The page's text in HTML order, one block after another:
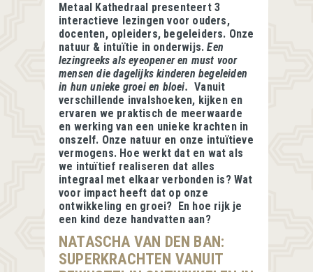
Metaal Kathedraal presenteert 3
interactieve lezingen voor ouders,
docenten, opleiders, begeleiders. Onze
natuur & intuïtie in onderwijs. Een
lezingreeks als eyeopener en must voor
mensen die dagelijks kinderen begeleiden
in hun unieke groei en bloei.Vanuit
verschillende invalshoeken, kijken en
ervaren we praktisch de meerwaarde
en werking van een unieke krachten in
onszelf. Onze natuur en onze intuïtieve
vermogens. Hoe werkt dat en wat als
we intuïtief realiseren dat alles
integraal met elkaar verbonden is? Wat
voor impact heeft dat op onze
ontwikkeling en groei? En hoe rijk je
een kind deze handvatten aan?
NATASCHA VAN DEN BAN:
SUPERKRACHTEN VANUIT